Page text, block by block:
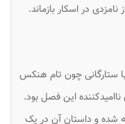
در اسکار بازماند.
با ستارگانی چون تام هنکس
این فصل بود.
شده و داستان آن در یک